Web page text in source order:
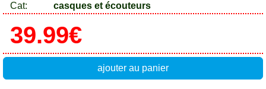
Cat:
casques et écouteurs
39.99€
ajouter au panier